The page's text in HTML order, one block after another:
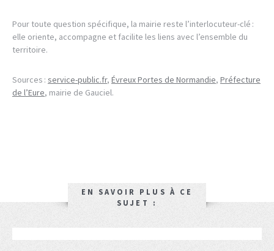
Pour toute question spécifique, la mairie reste l’interlocuteur-clé :
elle oriente, accompagne et facilite les liens avec l’ensemble du
territoire.
Sources : service-public.fr, Évreux Portes de Normandie, Préfecture
de l’Eure, mairie de Gauciel.
EN SAVOIR PLUS À CE
SUJET :